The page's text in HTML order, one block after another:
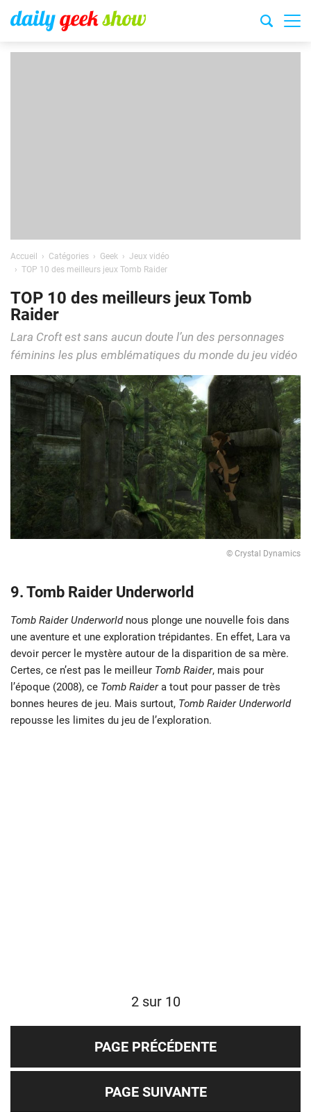
Accueil Catégories Geek
Jeux vidéo
TOP 10 des meilleurs jeux Tomb Raider
TOP 10 des meilleurs jeux Tomb
Raider
Lara Croft est sans aucun doute l’un des personnages
féminins les plus emblématiques du monde du jeu vidéo
© Crystal Dynamics
9. Tomb Raider Underworld
Tomb Raider Underworldnous plonge une nouvelle fois dans
une aventure et une exploration trépidantes. En effet, Lara va
devoir percer le mystère autour de la disparition de sa mère.
Certes, ce n’est pas le meilleur Tomb Raider, mais pour
l’époque (2008), ce Tomb Raidera tout pour passer de très
bonnes heures de jeu. Mais surtout, Tomb Raider Underworld
repousse les limites du jeu de l’exploration.
2 sur 10
PAGE PRÉCÉDENTE
PAGE SUIVANTE